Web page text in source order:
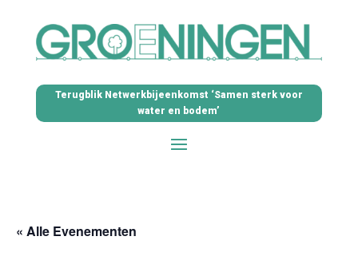
Terugblik Netwerkbijeenkomst ‘Samen sterk voor
water en bodem’
« Alle Evenementen